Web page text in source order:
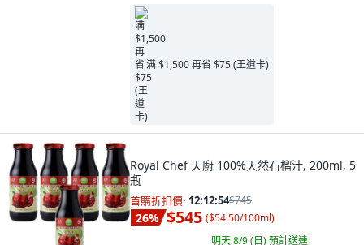
满 $1,500 再省 $75 (王道卡)
Royal Chef 天廚 100%天然石榴汁, 200ml, 5
瓶
首購折扣價· 12:12:53$745
26% $545 ($54.50/100ml)
明天 8/9 (日)預計送達